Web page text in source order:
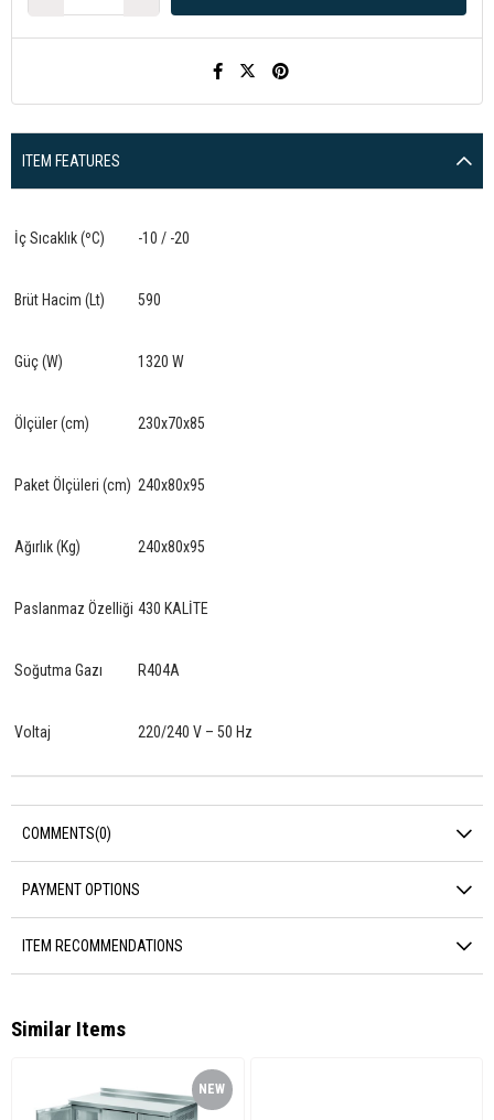
ITEM FEATURES
İç Sıcaklık (ºC) -10 / -20
Brüt Hacim (Lt) 590
Güç (W) 1320 W
Ölçüler (cm) 230x70x85
Paket Ölçüleri (cm) 240x80x95
Ağırlık (Kg) 240x80x95
Paslanmaz Özelliği 430 KALİTE
Soğutma Gazı R404A
Voltaj 220/240 V – 50 Hz
COMMENTS(0)
PAYMENT OPTIONS
ITEM RECOMMENDATIONS
Similar Items
NEW